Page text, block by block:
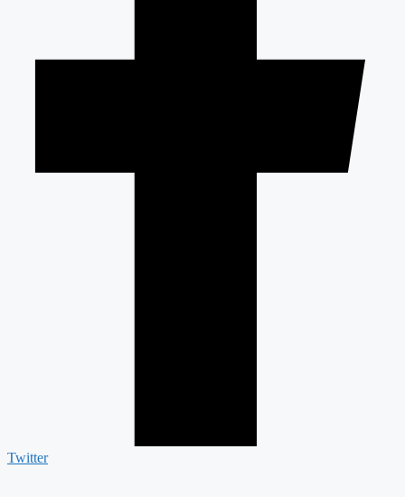
Twitter